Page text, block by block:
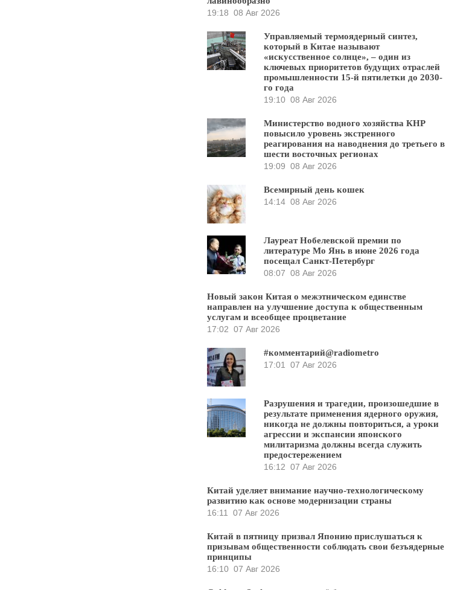
19:18 08 Авг 2026
Управляемый термоядерный синтез,
который в Китае называют
«искусственное солнце», – один из
ключевых приоритетов будущих отраслей
промышленности 15-й пятилетки до 2030-
го года
19:10 08 Авг 2026
Министерство водного хозяйства КНР
повысило уровень экстренного
реагирования на наводнения до третьего в
шести восточных регионах
19:09 08 Авг 2026
Всемирный день кошек
14:14 08 Авг 2026
Лауреат Нобелевской премии по
литературе Мо Янь в июне 2026 года
посещал Санкт-Петербург
08:07 08 Авг 2026
Новый закон Китая о межэтническом единстве
направлен на улучшение доступа к общественным
услугам и всеобщее процветание
17:02 07 Авг 2026
#комментарий@radiometro
17:01
07 Авг 2026
Разрушения и трагедии, произошедшие в
результате применения ядерного оружия,
никогда не должны повториться, а уроки
агрессии и экспансии японского
милитаризма должны всегда служить
предостережением
16:12 07 Авг 2026
Китай уделяет внимание научно-технологическому
развитию как основе модернизации страны
16:11
07 Авг 2026
Китай в пятницу призвал Японию прислушаться к
призывам общественности соблюдать свои безъядерные
принципы
16:10 07 Авг 2026